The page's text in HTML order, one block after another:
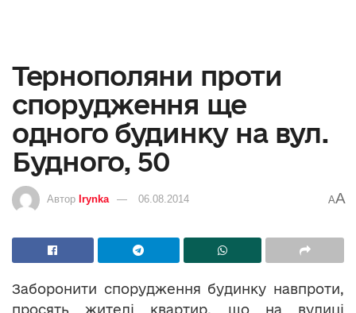
Тернополяни проти
спорудження ще
одного будинку на вул.
Будного, 50
Автор Irynka 06.08.2014 AA
Заборонити спорудження будинку навпроти,
просять жителі квартир, що на вулиці